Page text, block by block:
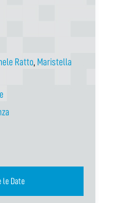
Ratto, Maristella
le Date